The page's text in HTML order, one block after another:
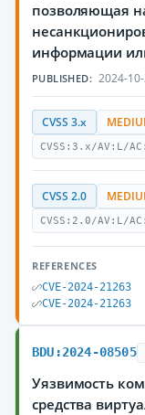
позволяющая
информации
PUBLISHED: 2024-
CVSS 3.x
CVSS:3.x/AV:L/
CVSS 2.0
CVSS:2.0/AV:L/
REFERENCES
CVE-2024-21263
CVE-2024-21263
BDU:2024-08505
Уязвимость
средства